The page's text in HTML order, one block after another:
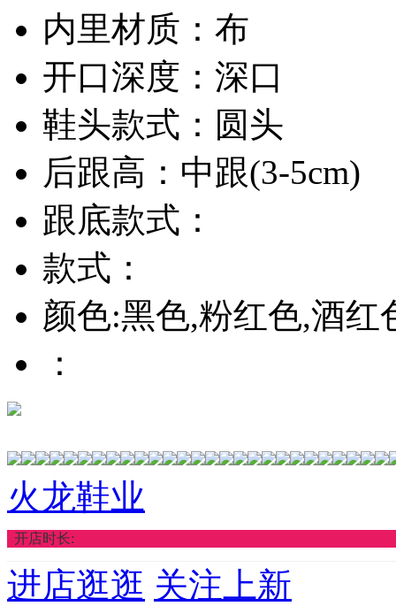
内里材质：布
开口深度：深口
鞋头款式：圆头
后跟高：中跟(3-5cm)
跟底款式：
款式：
颜色:黑色,粉红色,酒红
：
火龙鞋业
开店时长:
进店逛逛 关注上新